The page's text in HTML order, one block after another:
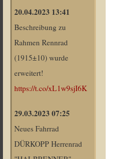
20.04.2023 13:41
Beschreibung zu
Rahmen Rennrad
(1915±10) wurde
erweitert!
https://t.co/xL1w9sjI6K
29.03.2023 07:25
Neues Fahrrad
DÜRKOPP Herrenrad